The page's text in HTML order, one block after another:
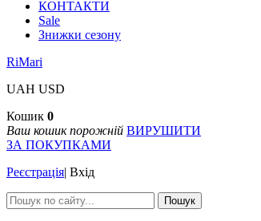
КОНТАКТИ
Sale
Знижки сезону
RiMari
UAH USD
Кошик 0
Ваш кошик порожній ВИРУШИТИ
ЗА ПОКУПКАМИ
Реєстрація| Вхід
Пошук